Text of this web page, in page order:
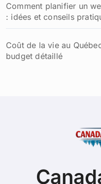
Comment planifier un
: idées et conseils
Coût de la vie au
budget détaillé